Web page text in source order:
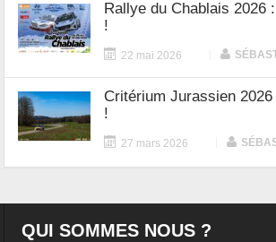
Rallye du Chablais 2026
!
22 mai 2026
Critérium Jurassien 2026
!
27 mars 2026
QUI SOMMES NOUS ?